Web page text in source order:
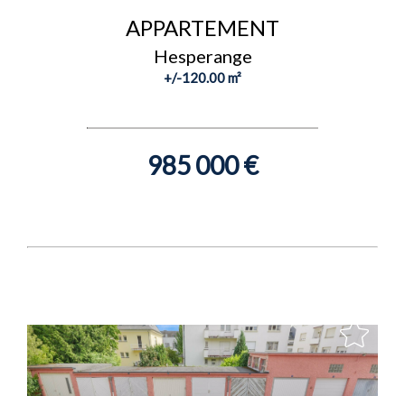
APPARTEMENT
Hesperange
+/-120.00 m²
985 000 €